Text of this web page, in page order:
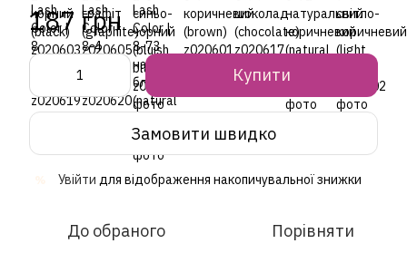
187 грн
Купити
Замовити швидко
Увійти для відображення накопичувальної знижки
До обраного Порівняти